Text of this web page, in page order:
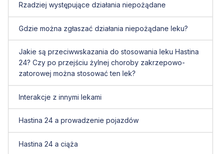
Rzadziej występujące działania niepożądane
Gdzie można zgłaszać działania niepożądane leku?
Jakie są przeciwwskazania do stosowania leku Hastina
24? Czy po przejściu żylnej choroby zakrzepowo-
zatorowej można stosować ten lek?
Interakcje z innymi lekami
Hastina 24 a prowadzenie pojazdów
Hastina 24 a ciąża